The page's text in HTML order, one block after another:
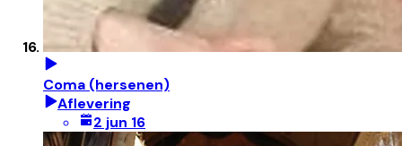
Coma (hersenen)
Aflevering
2 jun 16